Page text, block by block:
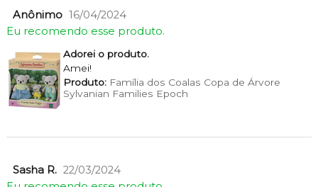
Anônimo 16/04/2024
Eu recomendo esse produto.
Adorei o produto.
Amei!
Produto:Família dos Coalas Copa de Árvore
Sylvanian Families Epoch
Sasha R. 22/03/2024